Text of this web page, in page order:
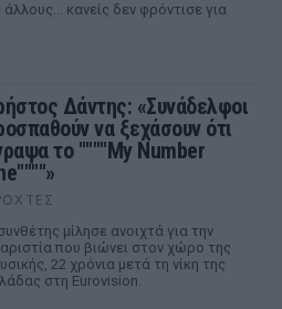
κανείς δεν φρόντισε για
Δάντης: «Συνάδελφοι
να ξεχάσουν ότι
το """"My Number
μίλησε ανοιχτά για την
που βιώνει στον χώρο της
22 χρόνια μετά τη νίκη της
στη Eurovision.